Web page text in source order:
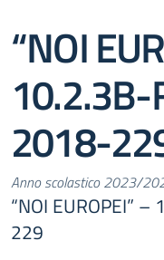
“NOI
10.2.3B-
2018-
Anno scolastico 2023/
“NOI EUROPEI”
229